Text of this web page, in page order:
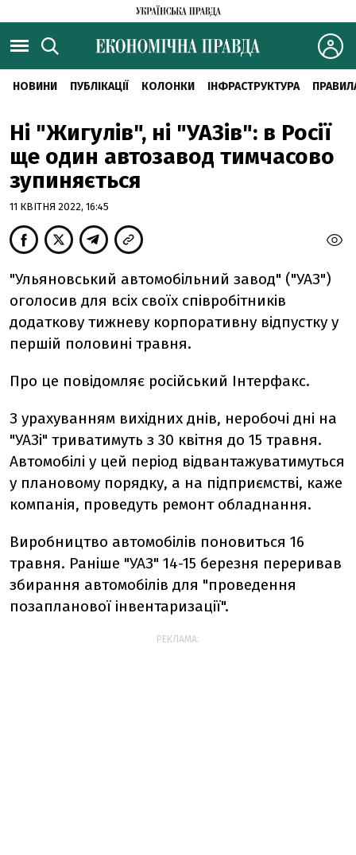
НОВИНИ ПУБЛІКАЦІЇ КОЛОНКИ ІНФРАСТРУКТУРА
Ні "Жигулів", ні "УАЗів": в Росії
ще один автозавод тимчасово
зупиняється
11 КВІТНЯ 2022, 16:45
"Ульяновський автомобільний завод" ("УАЗ")
оголосив для всіх своїх співробітників
додаткову тижневу корпоративну відпустку у
першій половині травня.
Про це повідомляє російський Інтерфакс.
З урахуванням вихідних днів, неробочі дні на
"УАЗі" триватимуть з 30 квітня до 15 травня.
Автомобілі у цей період відвантажуватимуться
у плановому порядку, а на підприємстві, каже
компанія, проведуть ремонт обладнання.
Виробництво автомобілів поновиться 16
травня. Раніше "УАЗ" 14-15 березня переривав
збирання автомобілів для "проведення
позапланової інвентаризації".
РЕКЛАМА: